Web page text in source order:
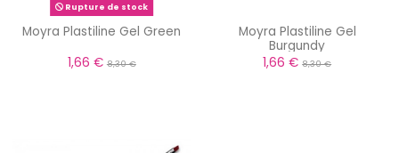
Rupture de stock
Moyra Plastiline Gel Green
1,66 € 8,30 €
Moyra Plastiline Gel
Burgundy
1,66 €8,30 €